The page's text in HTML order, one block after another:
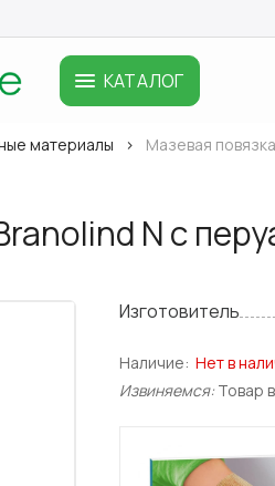
КАТАЛОГ
материалы Мазевая
N с
Изготовитель
Наличие: Нет в
Извиняемся: Товар